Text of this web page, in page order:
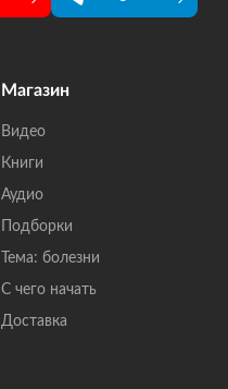
Магазин
Видео
Книги
Аудио
Подборки
Тема: болезни
С чего начать
Доставка